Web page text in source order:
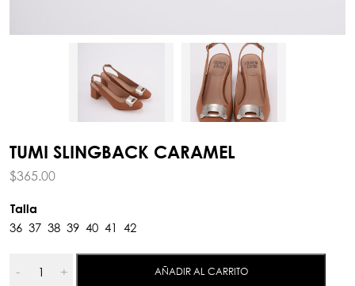
TUMI SLINGBACK CARAMEL
$365.00
Talla
36 37 38 39 40 41 42
Slingback+
- AÑADIR AL CARRITO